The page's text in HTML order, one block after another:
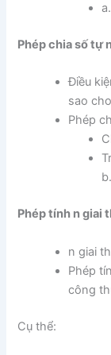
Phép chia số tự
Điều
sao
Phép
b.
Phép tính n giai
n giai
Phép
công
Cụ thể: